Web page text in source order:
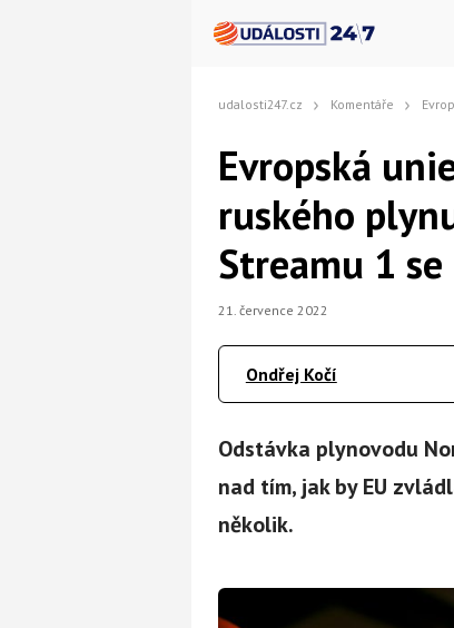
udalosti247.cz Komentáře Evropská
Evropská
ruského
Streamu 1
21. července 2022
Ondřej Kočí
Odstávka plynovodu
nad tím, jak by EU
několik.